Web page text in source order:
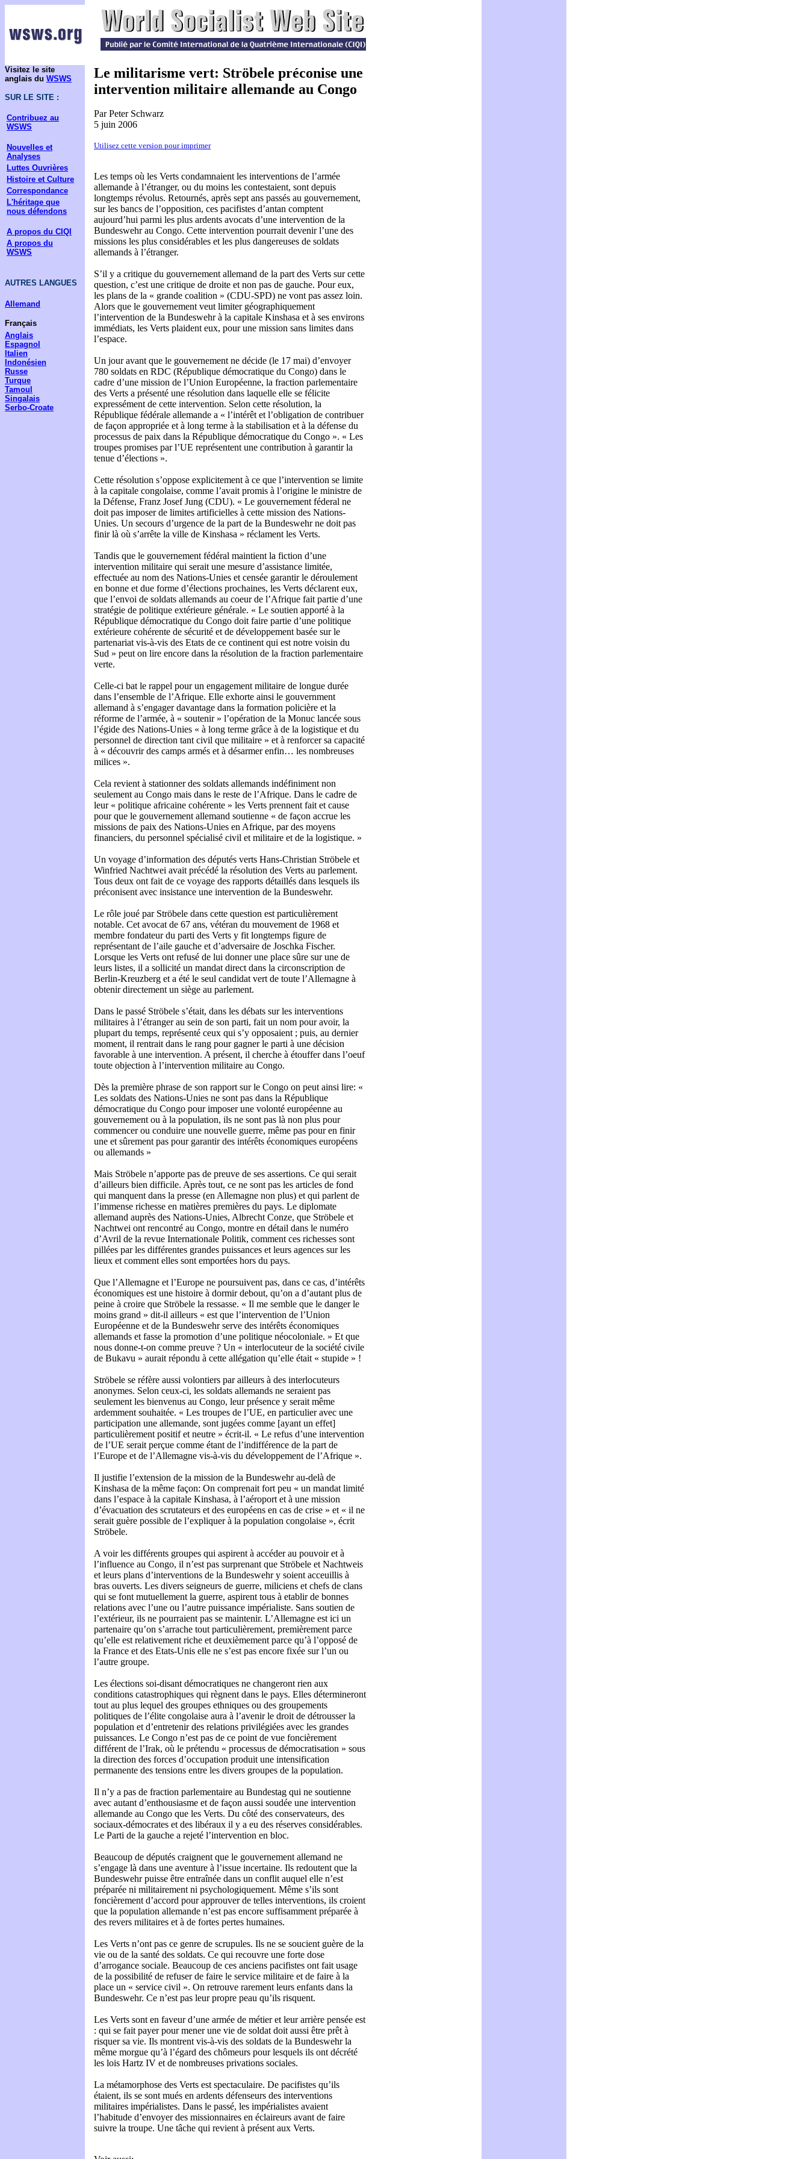
Visitez le site
anglais du WSWS
SUR LE SITE :
Contribuez au
WSWS
Nouvelles et
Analyses
Luttes Ouvrières
Histoire et Culture
Correspondance
L'héritage que
nous défendons
A propos du CIQI
A propos du
WSWS
AUTRES LANGUES
Allemand
Français
Anglais
Espagnol
Italien
Indonésien
Russe
Turque
Tamoul
Singalais
Serbo-Croate
Le militarisme vert: Ströbele préconise une
intervention militaire allemande au Congo
Par Peter Schwarz
5 juin 2006
Utilisez cette version pour imprimer
Les temps où les Verts condamnaient les interventions de l’armée
allemande à l’étranger, ou du moins les contestaient, sont depuis
longtemps révolus. Retournés, après sept ans passés au gouvernement,
sur les bancs de l’opposition, ces pacifistes d’antan comptent
aujourd’hui parmi les plus ardents avocats d’une intervention de la
Bundeswehr au Congo. Cette intervention pourrait devenir l’une des
missions les plus considérables et les plus dangereuses de soldats
allemands à l’étranger.
S’il y a critique du gouvernement allemand de la part des Verts sur cette
question, c’est une critique de droite et non pas de gauche. Pour eux,
les plans de la « grande coalition » (CDU-SPD) ne vont pas assez loin.
Alors que le gouvernement veut limiter géographiquement
l’intervention de la Bundeswehr à la capitale Kinshasa et à ses environs
immédiats, les Verts plaident eux, pour une mission sans limites dans
l’espace.
Un jour avant que le gouvernement ne décide (le 17 mai) d’envoyer
780 soldats en RDC (République démocratique du Congo) dans le
cadre d’une mission de l’Union Européenne, la fraction parlementaire
des Verts a présenté une résolution dans laquelle elle se félicite
expressément de cette intervention. Selon cette résolution, la
République fédérale allemande a « l’intérêt et l’obligation de contribuer
de façon appropriée et à long terme à la stabilisation et à la défense du
processus de paix dans la République démocratique du Congo ». « Les
troupes promises par l’UE représentent une contribution à garantir la
tenue d’élections ».
Cette résolution s’oppose explicitement à ce que l’intervention se limite
à la capitale congolaise, comme l’avait promis à l’origine le ministre de
la Défense, Franz Josef Jung (CDU). « Le gouvernement féderal ne
doit pas imposer de limites artificielles à cette mission des Nations-
Unies. Un secours d’urgence de la part de la Bundeswehr ne doit pas
finir là où s’arrête la ville de Kinshasa » réclament les Verts.
Tandis que le gouvernement fédéral maintient la fiction d’une
intervention militaire qui serait une mesure d’assistance limitée,
effectuée au nom des Nations-Unies et censée garantir le déroulement
en bonne et due forme d’élections prochaines, les Verts déclarent eux,
que l’envoi de soldats allemands au coeur de l’Afrique fait partie d’une
stratégie de politique extérieure générale. « Le soutien apporté à la
République démocratique du Congo doit faire partie d’une politique
extérieure cohérente de sécurité et de développement basée sur le
partenariat vis-à-vis des Etats de ce continent qui est notre voisin du
Sud » peut on lire encore dans la résolution de la fraction parlementaire
verte.
Celle-ci bat le rappel pour un engagement militaire de longue durée
dans l’ensemble de l’Afrique. Elle exhorte ainsi le gouvernment
allemand à s’engager davantage dans la formation policière et la
réforme de l’armée, à « soutenir » l’opération de la Monuc lancée sous
l’égide des Nations-Unies « à long terme grâce à de la logistique et du
personnel de direction tant civil que militaire » et à renforcer sa capacité
à « découvrir des camps armés et à désarmer enfin… les nombreuses
milices ».
Cela revient à stationner des soldats allemands indéfiniment non
seulement au Congo mais dans le reste de l’Afrique. Dans le cadre de
leur « politique africaine cohérente » les Verts prennent fait et cause
pour que le gouvernement allemand soutienne « de façon accrue les
missions de paix des Nations-Unies en Afrique, par des moyens
financiers, du personnel spécialisé civil et militaire et de la logistique. »
Un voyage d’information des députés verts Hans-Christian Ströbele et
Winfried Nachtwei avait précédé la résolution des Verts au parlement.
Tous deux ont fait de ce voyage des rapports détaillés dans lesquels ils
préconisent avec insistance une intervention de la Bundeswehr.
Le rôle joué par Ströbele dans cette question est particulièrement
notable. Cet avocat de 67 ans, vétéran du mouvement de 1968 et
membre fondateur du parti des Verts y fit longtemps figure de
représentant de l’aile gauche et d’adversaire de Joschka Fischer.
Lorsque les Verts ont refusé de lui donner une place sûre sur une de
leurs listes, il a sollicité un mandat direct dans la circonscription de
Berlin-Kreuzberg et a été le seul candidat vert de toute l’Allemagne à
obtenir directement un siège au parlement.
Dans le passé Ströbele s’était, dans les débats sur les interventions
militaires à l’étranger au sein de son parti, fait un nom pour avoir, la
plupart du temps, représenté ceux qui s’y opposaient ; puis, au dernier
moment, il rentrait dans le rang pour gagner le parti à une décision
favorable à une intervention. A présent, il cherche à étouffer dans l’oeuf
toute objection à l’intervention militaire au Congo.
Dès la première phrase de son rapport sur le Congo on peut ainsi lire: «
Les soldats des Nations-Unies ne sont pas dans la République
démocratique du Congo pour imposer une volonté européenne au
gouvernement ou à la population, ils ne sont pas là non plus pour
commencer ou conduire une nouvelle guerre, même pas pour en finir
une et sûrement pas pour garantir des intérêts économiques européens
ou allemands »
Mais Ströbele n’apporte pas de preuve de ses assertions. Ce qui serait
d’ailleurs bien difficile. Après tout, ce ne sont pas les articles de fond
qui manquent dans la presse (en Allemagne non plus) et qui parlent de
l’immense richesse en matières premières du pays. Le diplomate
allemand auprès des Nations-Unies, Albrecht Conze, que Ströbele et
Nachtwei ont rencontré au Congo, montre en détail dans le numéro
d’Avril de la revue Internationale Politik, comment ces richesses sont
pillées par les différentes grandes puissances et leurs agences sur les
lieux et comment elles sont emportées hors du pays.
Que l’Allemagne et l’Europe ne poursuivent pas, dans ce cas, d’intérêts
économiques est une histoire à dormir debout, qu’on a d’autant plus de
peine à croire que Ströbele la ressasse. « Il me semble que le danger le
moins grand » dit-il ailleurs « est que l’intervention de l’Union
Européenne et de la Bundeswehr serve des intérêts économiques
allemands et fasse la promotion d’une politique néocoloniale. » Et que
nous donne-t-on comme preuve ? Un « interlocuteur de la société civile
de Bukavu » aurait répondu à cette allégation qu’elle était « stupide » !
Ströbele se réfère aussi volontiers par ailleurs à des interlocuteurs
anonymes. Selon ceux-ci, les soldats allemands ne seraient pas
seulement les bienvenus au Congo, leur présence y serait même
ardemment souhaitée. « Les troupes de l’UE, en particulier avec une
participation une allemande, sont jugées comme [ayant un effet]
particulièrement positif et neutre » écrit-il. « Le refus d’une intervention
de l’UE serait perçue comme étant de l’indifférence de la part de
l’Europe et de l’Allemagne vis-à-vis du développement de l’Afrique ».
Il justifie l’extension de la mission de la Bundeswehr au-delà de
Kinshasa de la même façon: On comprenait fort peu « un mandat limité
dans l’espace à la capitale Kinshasa, à l’aéroport et à une mission
d’évacuation des scrutateurs et des européens en cas de crise » et « il ne
serait guère possible de l’expliquer à la population congolaise », écrit
Ströbele.
A voir les différents groupes qui aspirent à accéder au pouvoir et à
l’influence au Congo, il n’est pas surprenant que Ströbele et Nachtweis
et leurs plans d’interventions de la Bundeswehr y soient acceuillis à
bras ouverts. Les divers seigneurs de guerre, miliciens et chefs de clans
qui se font mutuellement la guerre, aspirent tous à etablir de bonnes
relations avec l’une ou l’autre puissance impérialiste. Sans soutien de
l’extérieur, ils ne pourraient pas se maintenir. L’Allemagne est ici un
partenaire qu’on s’arrache tout particulièrement, premièrement parce
qu’elle est relativement riche et deuxièmement parce qu’à l’opposé de
la France et des Etats-Unis elle ne s’est pas encore fixée sur l’un ou
l’autre groupe.
Les élections soi-disant démocratiques ne changeront rien aux
conditions catastrophiques qui règnent dans le pays. Elles détermineront
tout au plus lequel des groupes ethniques ou des groupements
politiques de l’élite congolaise aura à l’avenir le droit de détrousser la
population et d’entretenir des relations privilégiées avec les grandes
puissances. Le Congo n’est pas de ce point de vue foncièrement
différent de l’Irak, où le prétendu « processus de démocratisation » sous
la direction des forces d’occupation produit une intensification
permanente des tensions entre les divers groupes de la population.
Il n’y a pas de fraction parlementaire au Bundestag qui ne soutienne
avec autant d’enthousiasme et de façon aussi soudée une intervention
allemande au Congo que les Verts. Du côté des conservateurs, des
sociaux-démocrates et des libéraux il y a eu des réserves considérables.
Le Parti de la gauche a rejeté l’intervention en bloc.
Beaucoup de députés craignent que le gouvernement allemand ne
s’engage là dans une aventure à l’issue incertaine. Ils redoutent que la
Bundeswehr puisse être entraînée dans un conflit auquel elle n’est
préparée ni militairement ni psychologiquement. Même s’ils sont
foncièrement d’accord pour approuver de telles interventions, ils croient
que la population allemande n’est pas encore suffisamment préparée à
des revers militaires et à de fortes pertes humaines.
Les Verts n’ont pas ce genre de scrupules. Ils ne se soucient guère de la
vie ou de la santé des soldats. Ce qui recouvre une forte dose
d’arrogance sociale. Beaucoup de ces anciens pacifistes ont fait usage
de la possibilité de refuser de faire le service militaire et de faire à la
place un « service civil ». On retrouve rarement leurs enfants dans la
Bundeswehr. Ce n’est pas leur propre peau qu’ils risquent.
Les Verts sont en faveur d’une armée de métier et leur arrière pensée est
: qui se fait payer pour mener une vie de soldat doit aussi être prêt à
risquer sa vie. Ils montrent vis-à-vis des soldats de la Bundeswehr la
même morgue qu’à l’égard des chômeurs pour lesquels ils ont décrété
les lois Hartz IV et de nombreuses privations sociales.
La métamorphose des Verts est spectaculaire. De pacifistes qu’ils
étaient, ils se sont mués en ardents défenseurs des interventions
militaires impérialistes. Dans le passé, les impérialistes avaient
l’habitude d’envoyer des missionnaires en éclaireurs avant de faire
suivre la troupe. Une tâche qui revient à présent aux Verts.